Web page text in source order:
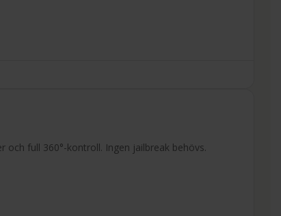
full 360°-kontroll. Ingen jailbreak behövs.